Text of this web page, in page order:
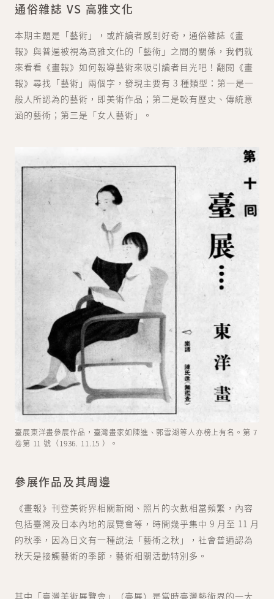
通俗雜誌 VS 高雅文化
本期主題是「藝術」，或許讀者感到好奇，通俗雜誌《畫
報》與普遍被視為高雅文化的「藝術」之間的關係，我們就
來看看《畫報》如何報導藝術來吸引讀者目光吧！翻閱《畫
報》尋找「藝術」兩個字，發現主要有 3 種類型：第一是一
般人所認為的藝術，即美術作品；第二是較有歷史、傳統意
涵的藝術；第三是「女人藝術」。
臺展東洋畫參展作品，臺灣畫家如陳進、郭雪湖等人亦榜上有名。第 7
卷第 11 號（1936. 11.15 ）。
參展作品及其周邊
《畫報》刊登美術界相關新聞、照片的次數相當頻繁，內容
包括臺灣及日本內地的展覽會等，時間幾乎集中 9 月至 11 月
的秋季，因為日文有一種說法「藝術之秋」，社會普遍認為
秋天是接觸藝術的季節，藝術相關活動特別多。
其中「臺灣美術展覽會」（臺展）是當時臺灣藝術界的一大